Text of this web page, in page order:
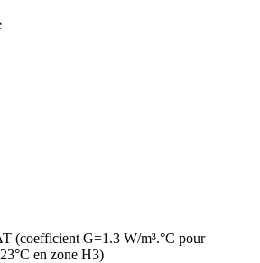
(coefficient G=1.3 W/m³.°C pour
en zone H3)